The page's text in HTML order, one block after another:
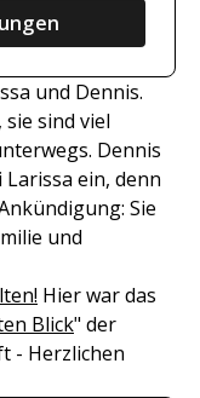
und Dennis.
sind viel
Dennis
ein, denn
Sie
und
Hier war das
Blick" der
- Herzlichen